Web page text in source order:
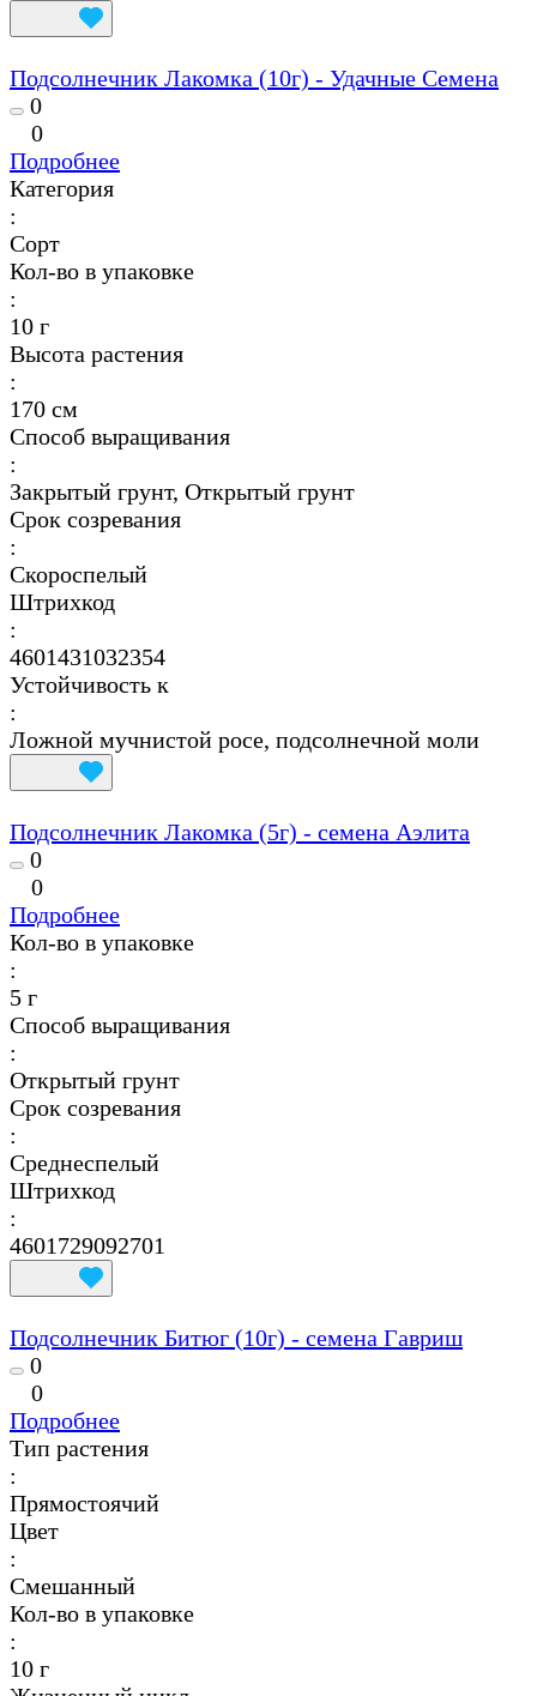
Подсолнечник Лакомка (10г) - Удачные Семена
0
0
Подробнее
Категория
:
Сорт
Кол-во в упаковке
:
10 г
Высота растения
:
170 см
Способ выращивания
:
Закрытый грунт, Открытый грунт
Срок созревания
:
Скороспелый
Штрихкод
:
4601431032354
Устойчивость к
:
Ложной мучнистой росе, подсолнечной моли
Подсолнечник Лакомка (5г) - семена Аэлита
0
0
Подробнее
Кол-во в упаковке
:
5 г
Способ выращивания
:
Открытый грунт
Срок созревания
:
Среднеспелый
Штрихкод
:
4601729092701
Подсолнечник Битюг (10г) - семена Гавриш
0
0
Подробнее
Тип растения
:
Прямостоячий
Цвет
:
Смешанный
Кол-во в упаковке
:
10 г